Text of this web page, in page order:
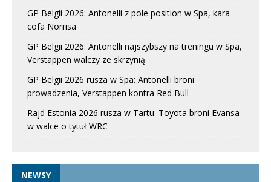
GP Belgii 2026: Antonelli z pole position w Spa, kara
cofa Norrisa
GP Belgii 2026: Antonelli najszybszy na treningu w Spa,
Verstappen walczy ze skrzynią
GP Belgii 2026 rusza w Spa: Antonelli broni
prowadzenia, Verstappen kontra Red Bull
Rajd Estonia 2026 rusza w Tartu: Toyota broni Evansa
w walce o tytuł WRC
NEWSY